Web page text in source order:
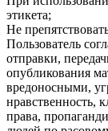
этикета;
Не
Пользователь
отправки,
опубликования
вредоносными,
нравственность,
права,